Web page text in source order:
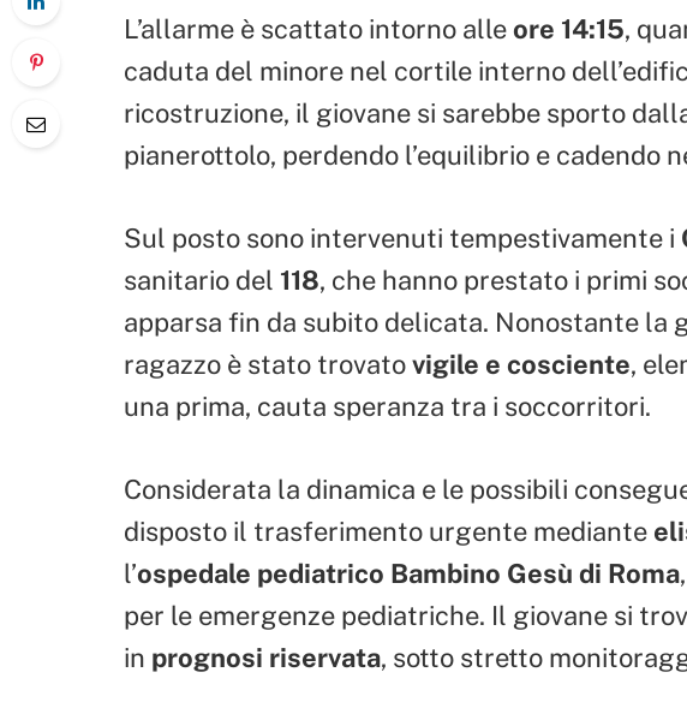
L’allarme è scattato intorno alleore 14:15,
caduta del minore nel cortile interno
ricostruzione, il giovane si sarebbe sporto
pianerottolo, perdendo l’equilibrio e cadendo
Sul posto sono intervenuti tempestivamente i
sanitario del 118, che hanno prestato i primi
apparsa fin da subito delicata. Nonostante la
ragazzo è stato trovatovigile e cosciente,
una prima, cauta speranza tra i soccorritori.
Considerata la dinamica e le possibili
disposto il trasferimento urgente mediante
l’ospedale pediatrico Bambino Gesù di Roma
per le emergenze pediatriche. Il giovane si
in prognosi riservata, sotto stretto